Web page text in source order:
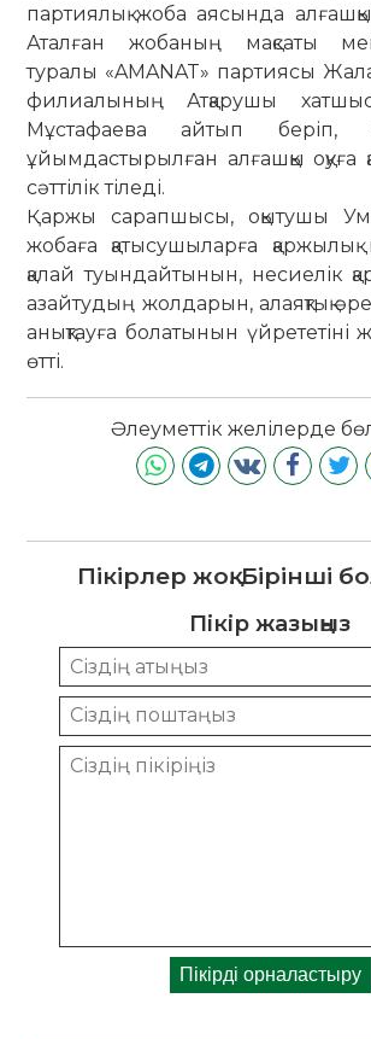
партиялық жоба аясында
Аталған жобаның мақсаты
туралы «AMANAT» партиясы
филиалының Атқарушы
Мұстафаева айтып беріп,
ұйымдастырылған алғашқы оқуға
сәттілік тіледі.
Қаржы сарапшысы, оқытушы
жобаға қатысушыларға қаржылық
қалай туындайтынын, несиелік
азайтудың жолдарын, алаяқтық
анықтауға болатынын үйрететіні
өтті.
Әлеуметтік желілерде
Пікірлер жоқ. Бірінші
Пікір жазыңыз